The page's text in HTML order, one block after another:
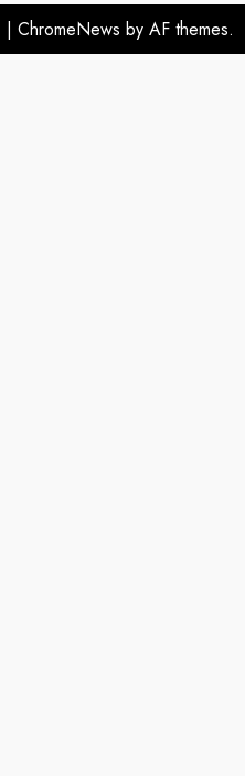
| ChromeNews by AF themes.